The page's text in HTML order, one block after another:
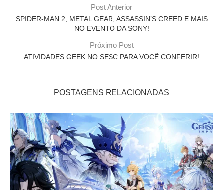
Post Anterior
SPIDER-MAN 2, METAL GEAR, ASSASSIN’S CREED E MAIS
NO EVENTO DA SONY!
Próximo Post
ATIVIDADES GEEK NO SESC PARA VOCÊ CONFERIR!
POSTAGENS RELACIONADAS